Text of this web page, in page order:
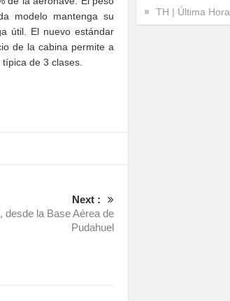
modelo mantenga su
útil. El nuevo estándar
de la cabina permite a
de 3 clases.
Next :
desde la Base Aérea de
Pudahuel
TH | Última Hora